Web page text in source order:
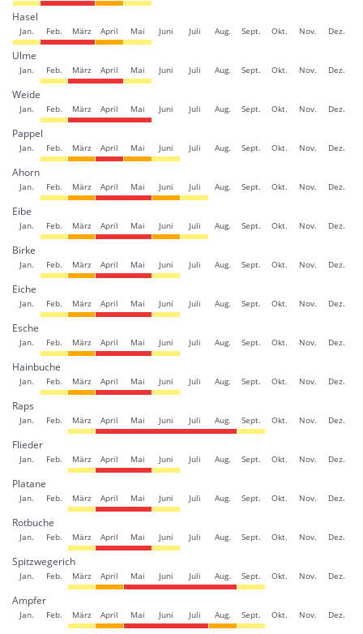
Hasel
Jan. Feb. März April Mai Juni Juli Aug. Sept. Okt. Nov. Dez.
Ulme
Jan. Feb. März April Mai Juni Juli Aug. Sept. Okt. Nov. Dez.
Weide
Jan. Feb. März April Mai Juni Juli Aug. Sept. Okt. Nov. Dez.
Pappel
Jan. Feb. März April Mai Juni Juli Aug. Sept. Okt. Nov. Dez.
Ahorn
Jan. Feb. März April Mai Juni Juli Aug. Sept. Okt. Nov. Dez.
Eibe
Jan. Feb. März April Mai Juni Juli Aug. Sept. Okt. Nov. Dez.
Birke
Jan. Feb. März April Mai Juni Juli Aug. Sept. Okt. Nov. Dez.
Eiche
Jan. Feb. März April Mai Juni Juli Aug. Sept. Okt. Nov. Dez.
Esche
Jan. Feb. März April Mai Juni Juli Aug. Sept. Okt. Nov. Dez.
Hainbuche
Jan. Feb. März April Mai Juni Juli Aug. Sept. Okt. Nov. Dez.
Raps
Jan. Feb. März April Mai Juni Juli Aug. Sept. Okt. Nov. Dez.
Flieder
Jan. Feb. März April Mai Juni Juli Aug. Sept. Okt. Nov. Dez.
Platane
Jan. Feb. März April Mai Juni Juli Aug. Sept. Okt. Nov. Dez.
Rotbuche
Jan. Feb. März April Mai Juni Juli Aug. Sept. Okt. Nov. Dez.
Spitzwegerich
Jan. Feb. März April Mai Juni Juli Aug. Sept. Okt. Nov. Dez.
Ampfer
Jan. Feb. März April Mai Juni Juli Aug. Sept. Okt. Nov. Dez.